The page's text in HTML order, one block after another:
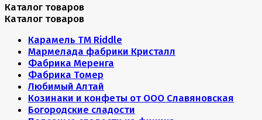
Каталог товаров
Каталог товаров
Карамель ТМ Riddle
Мармелада фабрики Кристалл
Фабрика Меренга
Фабрика Томер
Любимый Алтай
Козинаки и конфеты от ООО Славяновская
Богородские сладости